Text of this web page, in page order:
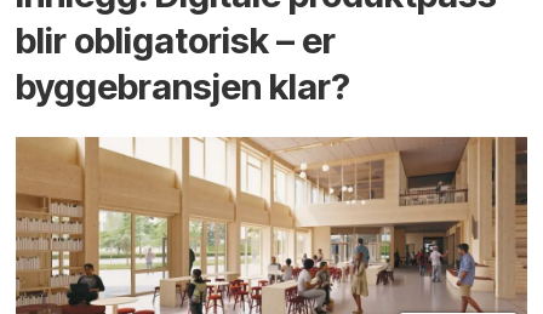
blir obligatorisk – er
byggebransjen klar?